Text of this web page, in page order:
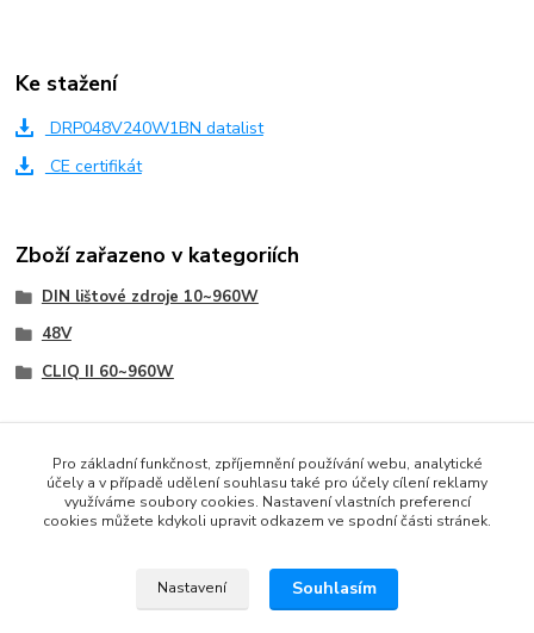
Ke stažení
DRP048V240W1BN datalist
CE certifikát
Zboží zařazeno v kategoriích
DIN lištové zdroje 10~960W
48V
CLIQ II 60~960W
www.czech-meanwell.cz
www.spinanyzdroj.cz
Pro základní funkčnost, zpříjemnění používání webu, analytické
účely a v případě udělení souhlasu také pro účely cílení reklamy
využíváme soubory cookies. Nastavení vlastních preferencí
cookies můžete kdykoli upravit odkazem ve spodní části stránek.
Nastavení Souhlasím